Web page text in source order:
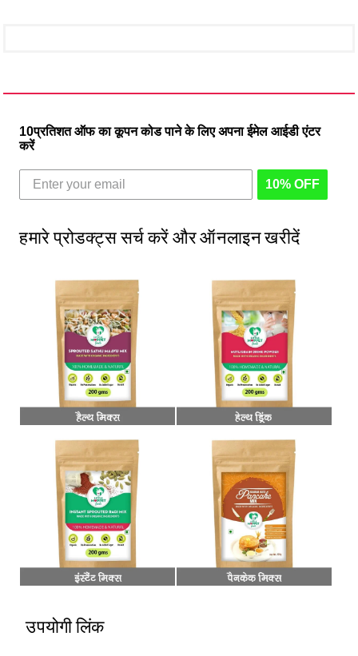
10प्रतिशत ऑफ का कूपन कोड पाने के लिए अपना ईमेल आईडी एंटर
करें
10% OFF
हमारे प्रोडक्ट्स सर्च करें और ऑनलाइन खरीदें
उपयोगी लिंक